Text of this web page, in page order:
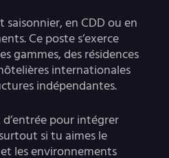
en CDD ou en
Ce poste s’exerce
gammes, des résidences
internationales
indépendantes.
pour intégrer
si tu aimes le
les environnements